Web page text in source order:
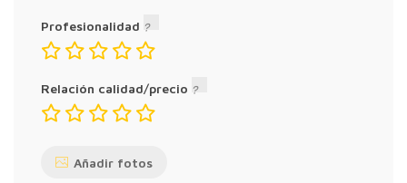
Profesionalidad
Relación calidad/precio
Añadir fotos